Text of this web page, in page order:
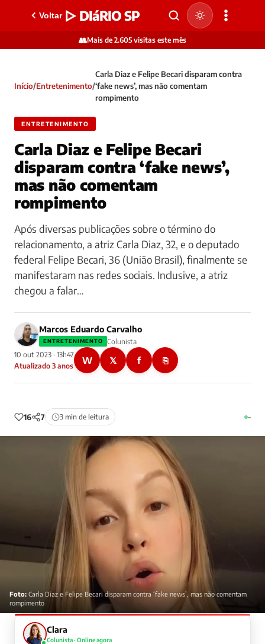
Voltar ▷ DIáRIO SP
👥Mais de 2.605 visitas este mês
Início/Entretenimento/
Carla Diaz e Felipe Becari disparam contra
‘fake news’, mas não comentam
rompimento
ENTRETENIMENTO
Carla Diaz e Felipe Becari
disparam contra ‘fake news’,
mas não comentam
rompimento
Após diversas publicações sobre o término do
relacionamento, a atriz Carla Diaz, 32, e o deputado
federal Felipe Becari, 36 (União Brasil), finalmente se
manifestaram nas redes sociais. Inclusive, a atriz
chegou a falar…
Marcos Eduardo Carvalho
ENTRETENIMENTO
Colunista
10 out 2023 · 13h47
Atualizado 3 anos
W 𝕏 f ⎘
16 7 3 min de leitura –
Foto: Carla Diaz e Felipe Becari disparam contra ‘fake news’, mas não comentam
rompimento
Clara
Colunista · Online agora